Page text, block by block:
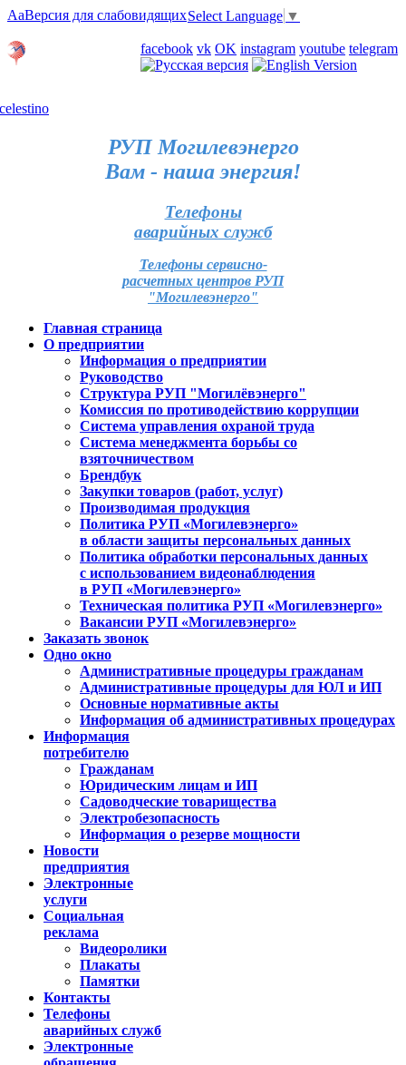
AaВерсия для слабовидящихSelect Language ▼
facebook vk OK instagram youtube telegram
РУП Могилевэнерго
Вам - наша энергия!
Телефоны
аварийных служб
Телефоны сервисно-
расчетных центров РУП
"Могилевэнерго"
Главная страница
О предприятии
Информация о предприятии
Руководство
Структура РУП "Могилёвэнерго"
Комиссия по противодействию коррупции
Система управления охраной труда
Система менеджмента борьбы со
взяточничеством
Брендбук
Закупки товаров (работ, услуг)
Производимая продукция
Политика РУП «Могилевэнерго»
в области защиты персональных данных
Политика обработки персональных данных
с использованием видеонаблюдения
в РУП «Могилевэнерго»
Техническая политика РУП «Могилевэнерго»
Вакансии РУП «Могилевэнерго»
Заказать звонок
Одно окно
Административные процедуры гражданам
Административные процедуры для ЮЛ и ИП
Основные нормативные акты
Информация об административных процедурах
Информация
потребителю
Гражданам
Юридическим лицам и ИП
Садоводческие товарищества
Электробезопасность
Информация о резерве мощности
Новости
предприятия
Электронные
услуги
Социальная
реклама
Видеоролики
Плакаты
Памятки
Контакты
Телефоны
аварийных служб
Электронные